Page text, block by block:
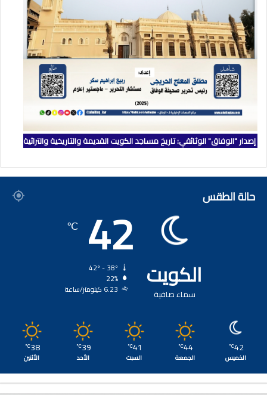
إصدار "الوفاق" الوثائقي: تاريخ مساجد الكويت القديمة والتاريخية والتراثية
حالة الطقس
الكويت
سماء صافية
42
℃
22%
6.23 كيلومتر/ساعة
42
℃
الخميس
44
℃
الجمعة
41
℃
السبت
39
℃
الأحد
38
℃
الأثنين